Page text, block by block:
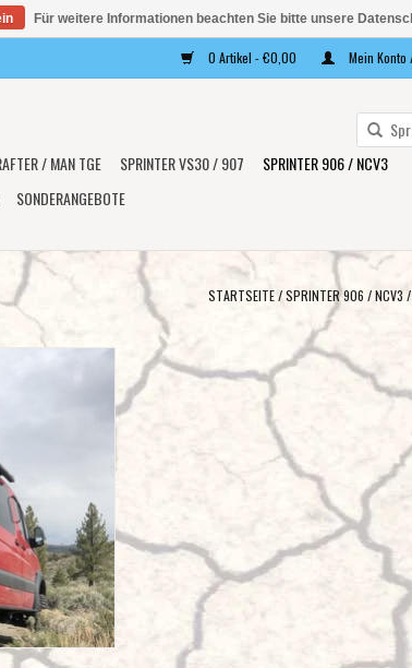
0 Artikel - €0,00 Mein Konto
/ MAN TGE SPRINTER VS30 / 907
SPRINTER 906 / NCV3
SONDERANGEBOTE
STARTSEITE/SPRINTER 906 / NCV3 /
Für weitere Informationen beachten Sie bitte unsere